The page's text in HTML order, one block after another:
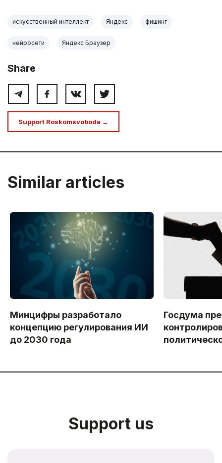
искусственный интеллект Яндекс фишинг
нейросети Яндекс Браузер
Share
Support Roskomsvoboda →
Similar articles
Минцифры разработало
концепцию регулирования ИИ
до 2030 года
Госдума
Support us